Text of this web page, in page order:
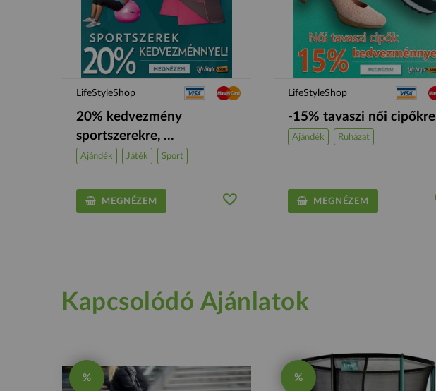
LifeStyleShop
20% kedvezmény
sportszerekre, ...
Ajándék Játék Sport
MEGNÉZEM
LifeStyleShop
-15% tavaszi női cipőkre
Ajándék Ruházat
MEGNÉZEM
Kapcsolódó Ajánlatok
% %